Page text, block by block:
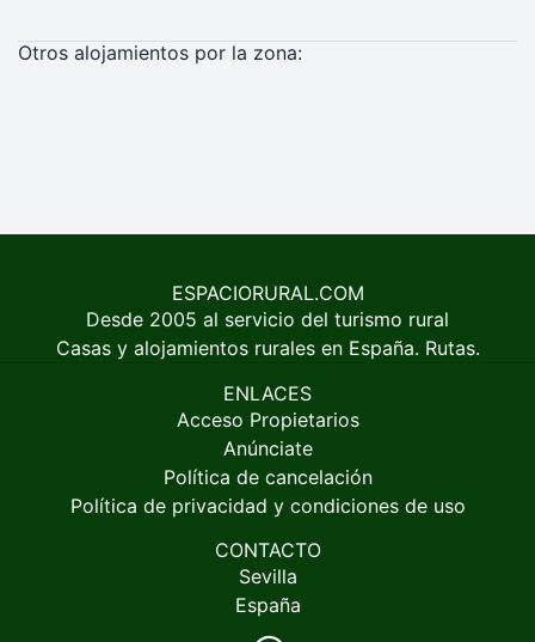
Otros alojamientos por la zona:
ESPACIORURAL.COM
Desde 2005 al servicio del turismo rural
Casas y alojamientos rurales en España. Rutas.
ENLACES
Acceso Propietarios
Anúnciate
Política de cancelación
Política de privacidad y condiciones de uso
CONTACTO
Sevilla
España